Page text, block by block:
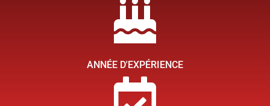
ANNÉE D'EXPÉRIENCE